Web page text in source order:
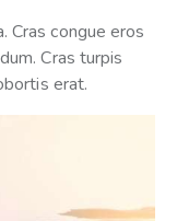
Cras congue eros
Cras turpis
erat.